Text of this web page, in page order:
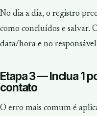
No dia a dia, o registro
como concluídos e salvar.
data/hora e no
Etapa 3 — Inclua 1
contato
O erro mais comum é